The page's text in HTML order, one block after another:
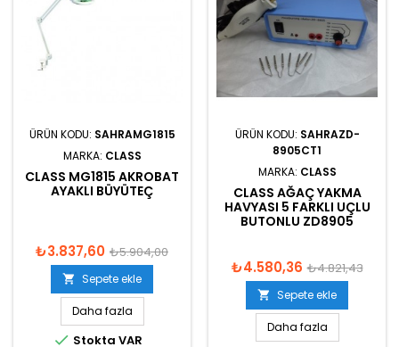
ÜRÜN KODU: SAHRAMG1815
MARKA: CLASS
CLASS MG1815 AKROBAT
AYAKLI BÜYÜTEÇ
₺3.837,60 ₺5.904,00
 Sepete ekle
Daha fazla
 Stokta VAR
ÜRÜN KODU: SAHRAZD-
8905CT1
MARKA: CLASS
CLASS AĞAÇ YAKMA
HAVYASI 5 FARKLI UÇLU
BUTONLU ZD8905
₺4.580,36 ₺4.821,43
 Sepete ekle
Daha fazla